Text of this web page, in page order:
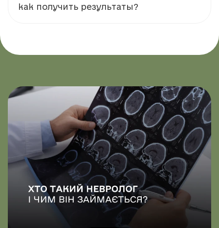
как получить результаты?